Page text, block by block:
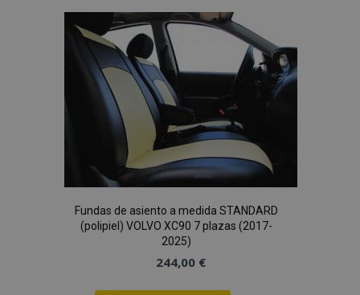
Lista
de
Deseos
Fundas de asiento a medida STANDARD
(polipiel) VOLVO XC90 7 plazas (2017-
2025)
244,00 €